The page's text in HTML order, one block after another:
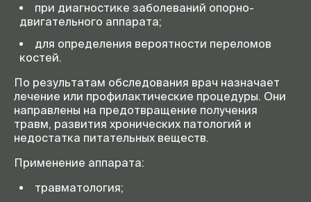
при диагностике заболеваний опорно-
двигательного аппарата;
для определения вероятности переломов
костей.
По результатам обследования врач назначает
лечение или профилактические процедуры. Они
направлены на предотвращение получения
травм, развития хронических патологий и
недостатка питательных веществ.
Применение аппарата:
травматология;